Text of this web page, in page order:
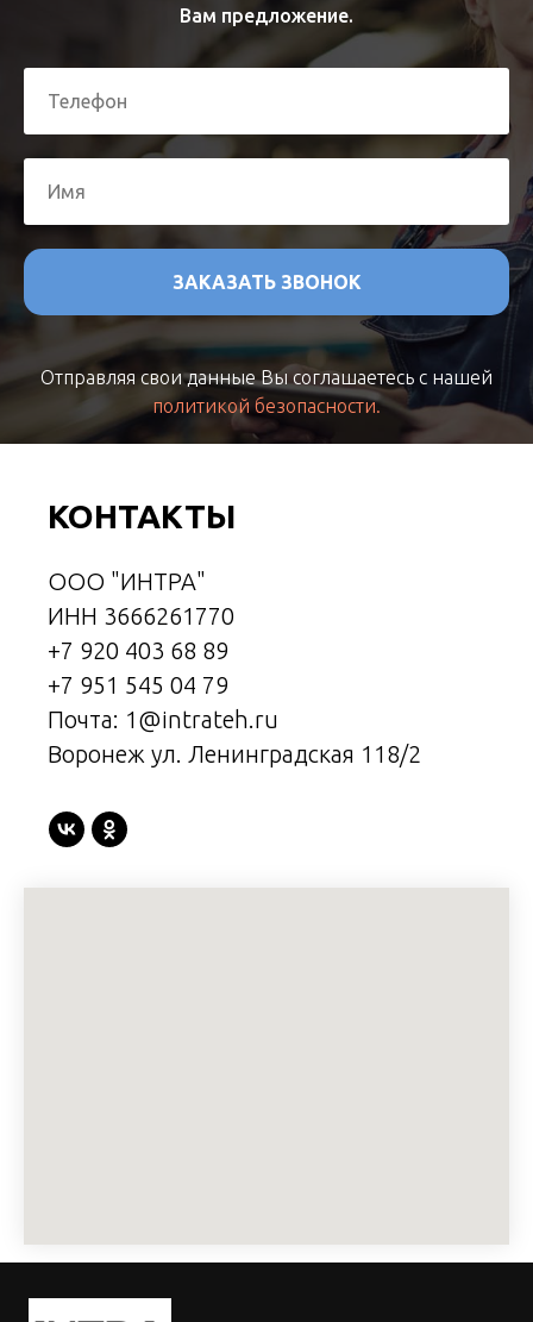
Вам предложение.
ЗАКАЗАТЬ ЗВОНОК
Отправляя свои данные Вы соглашаетесь с нашей
политикой безопасности.
КОНТАКТЫ
ООО "ИНТРА"
ИНН 3666261770
+7 920 403 68 89
+7 951 545 04 79
Почта: 1@intrateh.ru
Воронеж ул. Ленинградская 118/2